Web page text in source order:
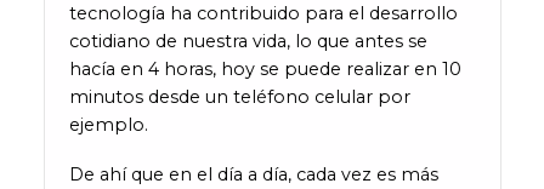
tecnología ha contribuido para el desarrollo
cotidiano de nuestra vida, lo que antes se
hacía en 4 horas, hoy se puede realizar en 10
minutos desde un teléfono celular por
ejemplo.
De ahí que en el día a día, cada vez es más